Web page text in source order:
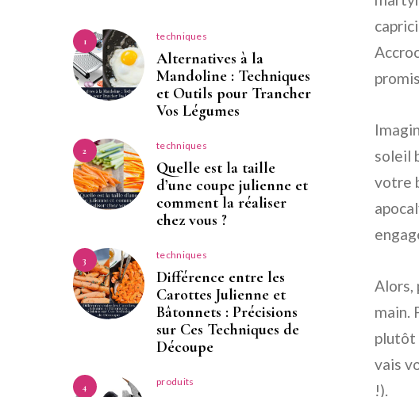
soleil
votre
Alors,
main.
plutôt
vais
!).
1 techniques
Alternatives à la
Mandoline : Techniques
et Outils pour Trancher
Vos Légumes
2 techniques
Quelle est la taille
d’une coupe julienne et
comment la réaliser
chez vous ?
3 techniques
Différence entre les
Carottes Julienne et
Bâtonnets : Précisions
sur Ces Techniques de
Découpe
4 produits